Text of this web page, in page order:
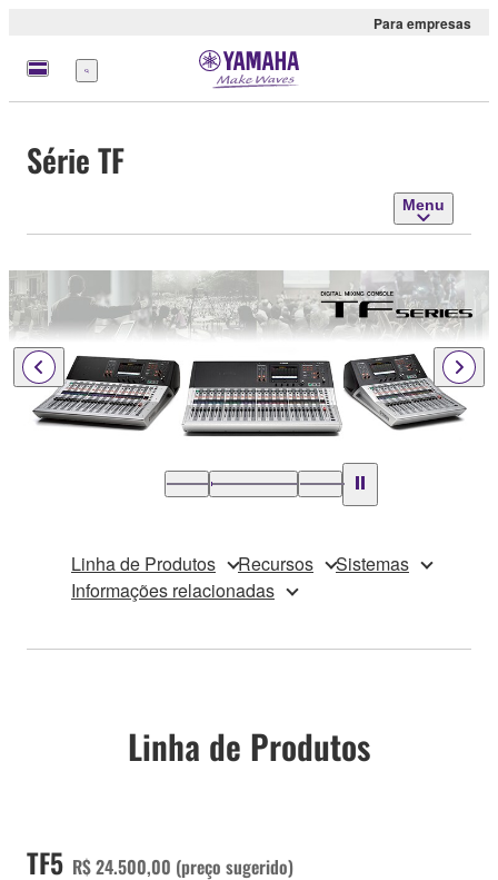
Para empresas
Menu
Série TF
Menu
Linha de Produtos Recursos
Sistemas
Informações relacionadas
Linha de Produtos
TF5 R$ 24.500,00 (preço sugerido)